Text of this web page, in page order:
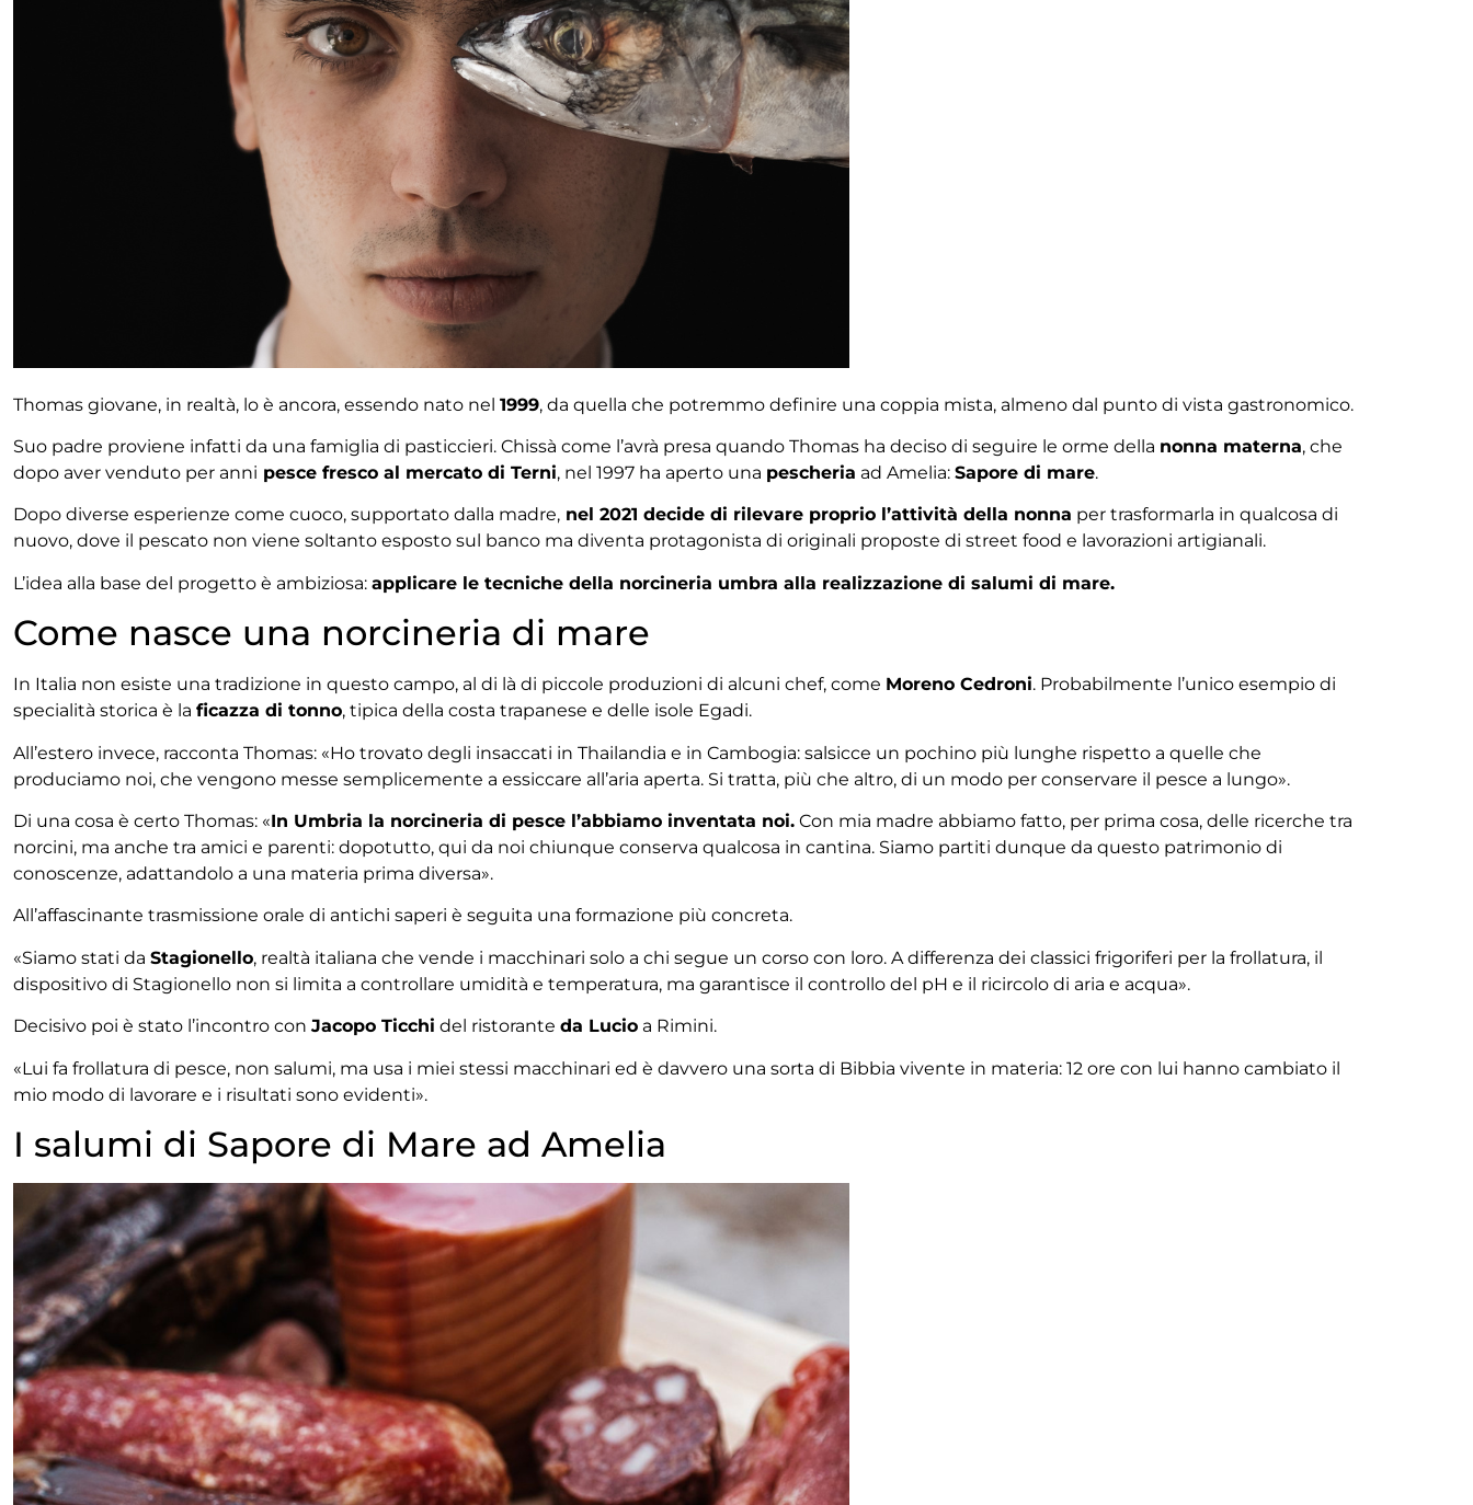
Thomas giovane, in realtà, lo è ancora, essendo nato nel 1999, da quella che potremmo definire una coppia mista, almeno dal punto di vista gastronomico.
Suo padre proviene infatti da una famiglia di pasticcieri. Chissà come l’avrà presa quando Thomas ha deciso di seguire le orme della nonna materna, che
dopo aver venduto per anni pesce fresco al mercato di Terni, nel 1997 ha aperto una pescheria ad Amelia: Sapore di mare.
Dopo diverse esperienze come cuoco, supportato dalla madre, nel 2021 decide di rilevare proprio l’attività della nonna per trasformarla in qualcosa di
nuovo, dove il pescato non viene soltanto esposto sul banco ma diventa protagonista di originali proposte di street food e lavorazioni artigianali.
L’idea alla base del progetto è ambiziosa: applicare le tecniche della norcineria umbra alla realizzazione di salumi di mare.
Come nasce una norcineria di mare
In Italia non esiste una tradizione in questo campo, al di là di piccole produzioni di alcuni chef, come Moreno Cedroni. Probabilmente l’unico esempio di
specialità storica è la ficazza di tonno, tipica della costa trapanese e delle isole Egadi.
All’estero invece, racconta Thomas: «Ho trovato degli insaccati in Thailandia e in Cambogia: salsicce un pochino più lunghe rispetto a quelle che
produciamo noi, che vengono messe semplicemente a essiccare all’aria aperta. Si tratta, più che altro, di un modo per conservare il pesce a lungo».
Di una cosa è certo Thomas: «In Umbria la norcineria di pesce l’abbiamo inventata noi. Con mia madre abbiamo fatto, per prima cosa, delle ricerche tra
norcini, ma anche tra amici e parenti: dopotutto, qui da noi chiunque conserva qualcosa in cantina. Siamo partiti dunque da questo patrimonio di
conoscenze, adattandolo a una materia prima diversa».
All’affascinante trasmissione orale di antichi saperi è seguita una formazione più concreta.
«Siamo stati da Stagionello, realtà italiana che vende i macchinari solo a chi segue un corso con loro. A differenza dei classici frigoriferi per la frollatura, il
dispositivo di Stagionello non si limita a controllare umidità e temperatura, ma garantisce il controllo del pH e il ricircolo di aria e acqua».
Decisivo poi è stato l’incontro con Jacopo Ticchi del ristorante da Lucio a Rimini.
«Lui fa frollatura di pesce, non salumi, ma usa i miei stessi macchinari ed è davvero una sorta di Bibbia vivente in materia: 12 ore con lui hanno cambiato il
mio modo di lavorare e i risultati sono evidenti».
I salumi di Sapore di Mare ad Amelia